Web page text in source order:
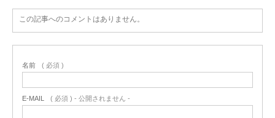
この記事へのコメントはありません。
名前 ( 必須 )
E-MAIL ( 必須 ) - 公開されません -